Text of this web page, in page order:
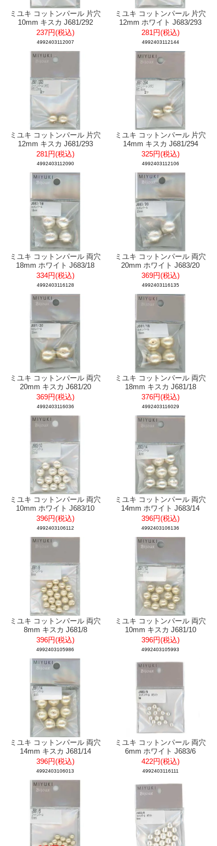
ミユキ コットンパール 片穴
10mm キスカ J681/292
237円(税込)
4992403112007
ミユキ コットンパール 片穴
12mm ホワイト J683/293
281円(税込)
4992403112144
ミユキ コットンパール 片穴
12mm キスカ J681/293
281円(税込)
4992403112090
ミユキ コットンパール 片穴
14mm キスカ J681/294
325円(税込)
4992403112106
ミユキ コットンパール 両穴
18mm ホワイト J683/18
334円(税込)
4992403116128
ミユキ コットンパール 両穴
20mm ホワイト J683/20
369円(税込)
4992403116135
ミユキ コットンパール 両穴
20mm キスカ J681/20
369円(税込)
4992403116036
ミユキ コットンパール 両穴
18mm キスカ J681/18
376円(税込)
4992403116029
ミユキ コットンパール 両穴
10mm ホワイト J683/10
396円(税込)
4992403106112
ミユキ コットンパール 両穴
14mm ホワイト J683/14
396円(税込)
4992403106136
ミユキ コットンパール 両穴
8mm キスカ J681/8
396円(税込)
4992403105986
ミユキ コットンパール 両穴
10mm キスカ J681/10
396円(税込)
4992403105993
ミユキ コットンパール 両穴
14mm キスカ J681/14
396円(税込)
4992403106013
ミユキ コットンパール 両穴
6mm ホワイト J683/6
422円(税込)
4992403116111